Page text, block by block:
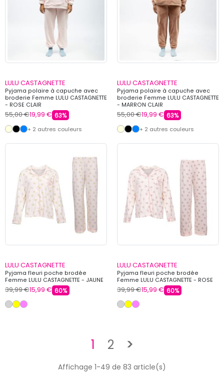
LULU CASTAGNETTE
Pyjama polaire à capuche avec
broderie Femme LULU CASTAGNETTE
- ROSE CLAIR
55,00 €19,99 € 63%
+ 2 autres couleurs
LULU CASTAGNETTE
Pyjama polaire à capuche avec
broderie Femme LULU CASTAGNETTE
- MARRON CLAIR
55,00 €19,99 € 63%
+ 2 autres couleurs
LULU CASTAGNETTE
Pyjama fleuri poche brodée
Femme LULU CASTAGNETTE - JAUNE
39,99 €15,99 € 60%
LULU CASTAGNETTE
Pyjama fleuri poche brodée
Femme LULU CASTAGNETTE - ROSE
39,99 €15,99 € 60%
1 2 >
Affichage 1-49 de 83 article(s)